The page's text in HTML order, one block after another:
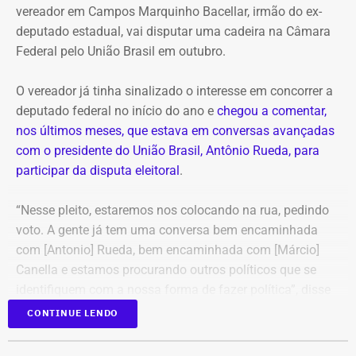
Oficialmente, o município integra o Noroeste Fluminense
e tinha população estimada em 7.584 habitantes até o
R$ 28.435,51 em 2023. Em 2024, a prefeitura
contabilizou R$ 97,4 milhões em receitas brutas.
Dados usados no vídeo levantam
Algumas das informações apresentadas por Victor
Antoun, no entanto, precisam ser contextualizadas.
cobertura de esgoto” parece misturar dois indicadores
diferentes. Dados do Sistema Nacional de Informações
vereador em Campos Marquinho Bacellar, irmão do ex-
deputado estadual, vai disputar uma cadeira na Câmara
Federal pelo União Brasil em outubro.
O vereador já tinha sinalizado o interesse em concorrer a
deputado federal no início do ano e chegou a comentar,
nos últimos meses, que estava em conversas avançadas
com o presidente do União Brasil, Antônio Rueda, para
participar da disputa eleitoral.
“Nesse pleito, estaremos nos colocando na rua, pedindo
voto. A gente já tem uma conversa bem encaminhada
com [Antonio] Rueda, bem encaminhada com [Márcio]
Canella e estamos procurando outros políticos que se
Marquinho Bacellar, durante sessão da Câmara de
Campos.
CONTINUE LENDO